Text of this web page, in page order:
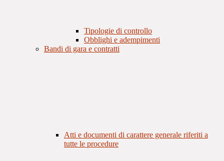
Tipologie di controllo
Obblighi e adempimenti
Bandi di gara e contratti
Atti e documenti di carattere generale riferiti a
tutte le procedure